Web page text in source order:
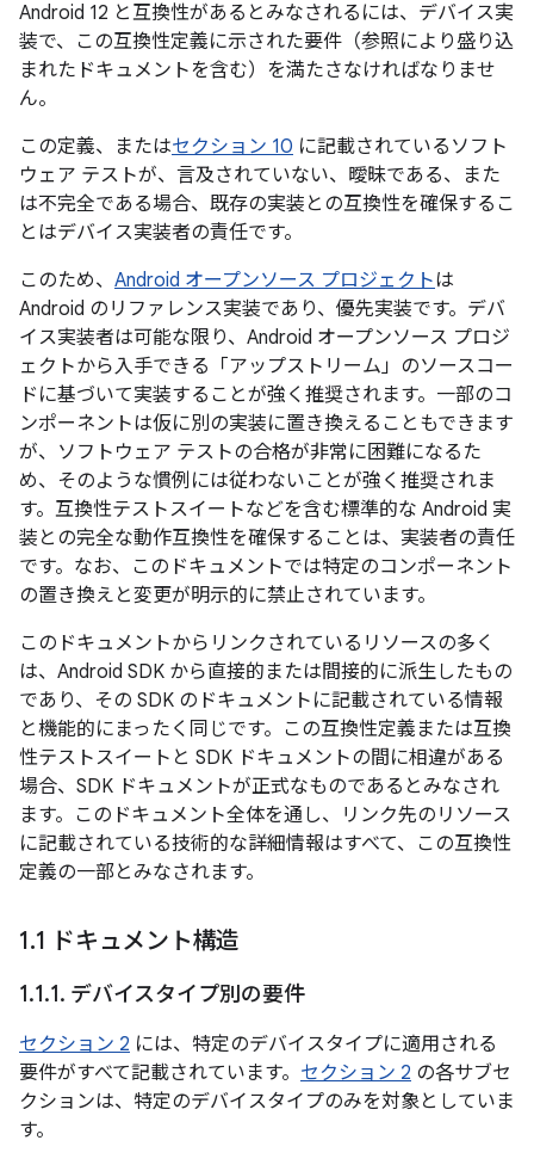
Android 12 と互換性があるとみなされるには、デバイス実
装で、この互換性定義に示された要件（参照により盛り込
まれたドキュメントを含む）を満たさなければなりませ
ん。
この定義、またはセクション 10 に記載されているソフト
ウェア テストが、言及されていない、曖昧である、また
は不完全である場合、既存の実装との互換性を確保するこ
とはデバイス実装者の責任です。
このため、 Android オープンソース プロジェクトは
Android のリファレンス実装であり、優先実装です。デバ
イス実装者は可能な限り、Android オープンソース プロジ
ェクトから入手できる「アップストリーム」のソースコー
ドに基づいて実装することが強く推奨されます。一部のコ
ンポーネントは仮に別の実装に置き換えることもできます
が、ソフトウェア テストの合格が非常に困難になるた
め、そのような慣例には従わないことが強く推奨されま
す。互換性テストスイートなどを含む標準的な Android 実
装との完全な動作互換性を確保することは、実装者の責任
です。なお、このドキュメントでは特定のコンポーネント
の置き換えと変更が明示的に禁止されています。
このドキュメントからリンクされているリソースの多く
は、Android SDK から直接的または間接的に派生したもの
であり、その SDK のドキュメントに記載されている情報
と機能的にまったく同じです。この互換性定義または互換
性テストスイートと SDK ドキュメントの間に相違がある
場合、SDK ドキュメントが正式なものであるとみなされ
ます。このドキュメント全体を通し、リンク先のリソース
に記載されている技術的な詳細情報はすべて、この互換性
定義の一部とみなされます。
1.1 ドキュメント構造
1.1.1. デバイスタイプ別の要件
セクション 2 には、特定のデバイスタイプに適用される
要件がすべて記載されています。 セクション 2 の各サブセ
クションは、特定のデバイスタイプのみを対象としていま
す。